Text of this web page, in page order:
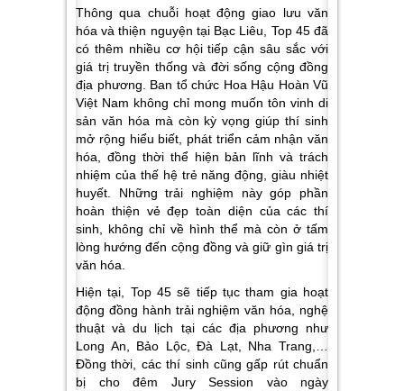
Thông qua chuỗi hoạt động giao lưu văn
hóa và thiện nguyện tại Bạc Liêu, Top 45 đã
có thêm nhiều cơ hội tiếp cận sâu sắc với
giá trị truyền thống và đời sống cộng đồng
địa phương. Ban tổ chức Hoa Hậu Hoàn Vũ
Việt Nam không chỉ mong muốn tôn vinh di
sản văn hóa mà còn kỳ vọng giúp thí sinh
mở rộng hiểu biết, phát triển cảm nhận văn
hóa, đồng thời thể hiện bản lĩnh và trách
nhiệm của thế hệ trẻ năng động, giàu nhiệt
huyết. Những trải nghiệm này góp phần
hoàn thiện vẻ đẹp toàn diện của các thí
sinh, không chỉ về hình thể mà còn ở tấm
lòng hướng đến cộng đồng và giữ gìn giá trị
văn hóa.
Hiện tại, Top 45 sẽ tiếp tục tham gia hoạt
động đồng hành trải nghiệm văn hóa, nghệ
thuật và du lịch tại các địa phương như
Long An, Bảo Lộc, Đà Lạt, Nha Trang,…
Đồng thời, các thí sinh cũng gấp rút chuẩn
bị cho đêm Jury Session vào ngày